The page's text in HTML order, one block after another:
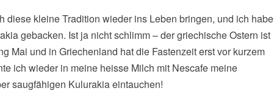
diese kleine Tradition wieder ins Leben bringen, und ich habe
gebacken. Ist ja nicht schlimm – der griechische Ostern ist
Mai und in Griechenland hat die Fastenzeit erst vor kurzem
ich wieder in meine heisse Milch mit Nescafe meine
saugfähigen Kulurakia eintauchen!